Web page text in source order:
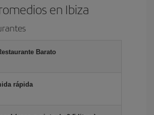
en Ibiza
Barato
rápida